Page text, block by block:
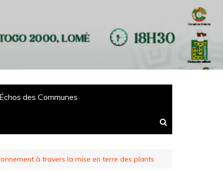
Échos des Communes
à travers la mise en terre des plants